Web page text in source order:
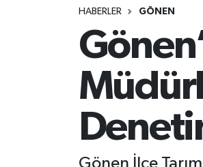
HABERLER GÖNEN
Gönen İlçe
Bandırma
BİYOGRAFİLER
Balıkesir Namaz Vakitleri
Balıkesir Trafik Yoğunluk
Süper Lig Puan Durumu ve
Tüm Manşetler